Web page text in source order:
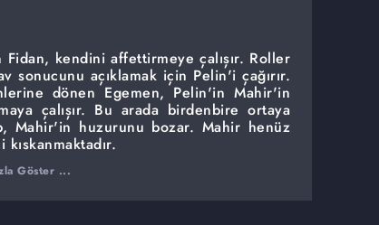
kendini affettirmeye çalışır. Roller
sonucunu açıklamak için Pelin'i çağırır.
dönen Egemen, Pelin'in Mahir'in
çalışır. Bu arada birdenbire ortaya
Mahir'in huzurunu bozar. Mahir henüz
Göster ...